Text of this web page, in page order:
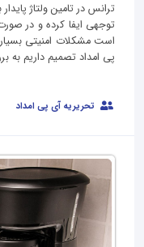
ترانس در تامین ولتاژ
توجهی ایفا کرده و در
است مشکلات امنیتی
پی امداد تصمیم داریم
تحریریه آی پی امداد